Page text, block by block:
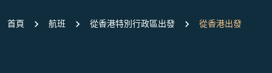
首頁 航班 從香港特別行政區出發 從香港出發